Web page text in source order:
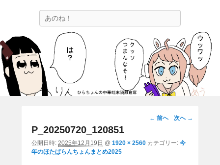
ひらちょんの中華端末隔離倉庫
ほたがページ上部にある検索バーを消してくれたサイトです。
画
← 前へ 次へ →
P_20250720_120851
公開日時: 2025年12月19日 @ 1920 × 2560 カテゴリー: 今
年のほたぱらんちょんまとめ2025